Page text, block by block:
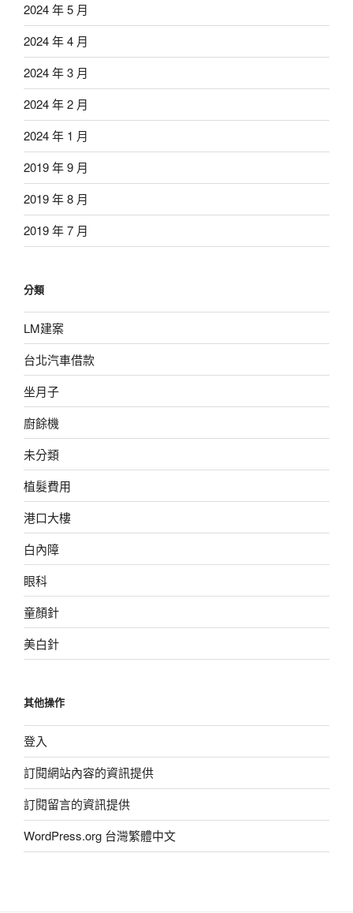
2024 年 5 月
2024 年 4 月
2024 年 3 月
2024 年 2 月
2024 年 1 月
2019 年 9 月
2019 年 8 月
2019 年 7 月
分類
LM建案
台北汽車借款
坐月子
廚餘機
未分類
植髮費用
港口大樓
白內障
眼科
童顏針
美白針
其他操作
登入
訂閱網站內容的資訊提供
訂閱留言的資訊提供
WordPress.org 台灣繁體中文